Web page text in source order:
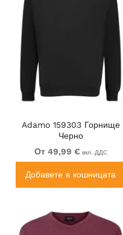
Adamo 159303 Горнище
Черно
От 49,99 € вкл. ДДС
Добавете в кошницата